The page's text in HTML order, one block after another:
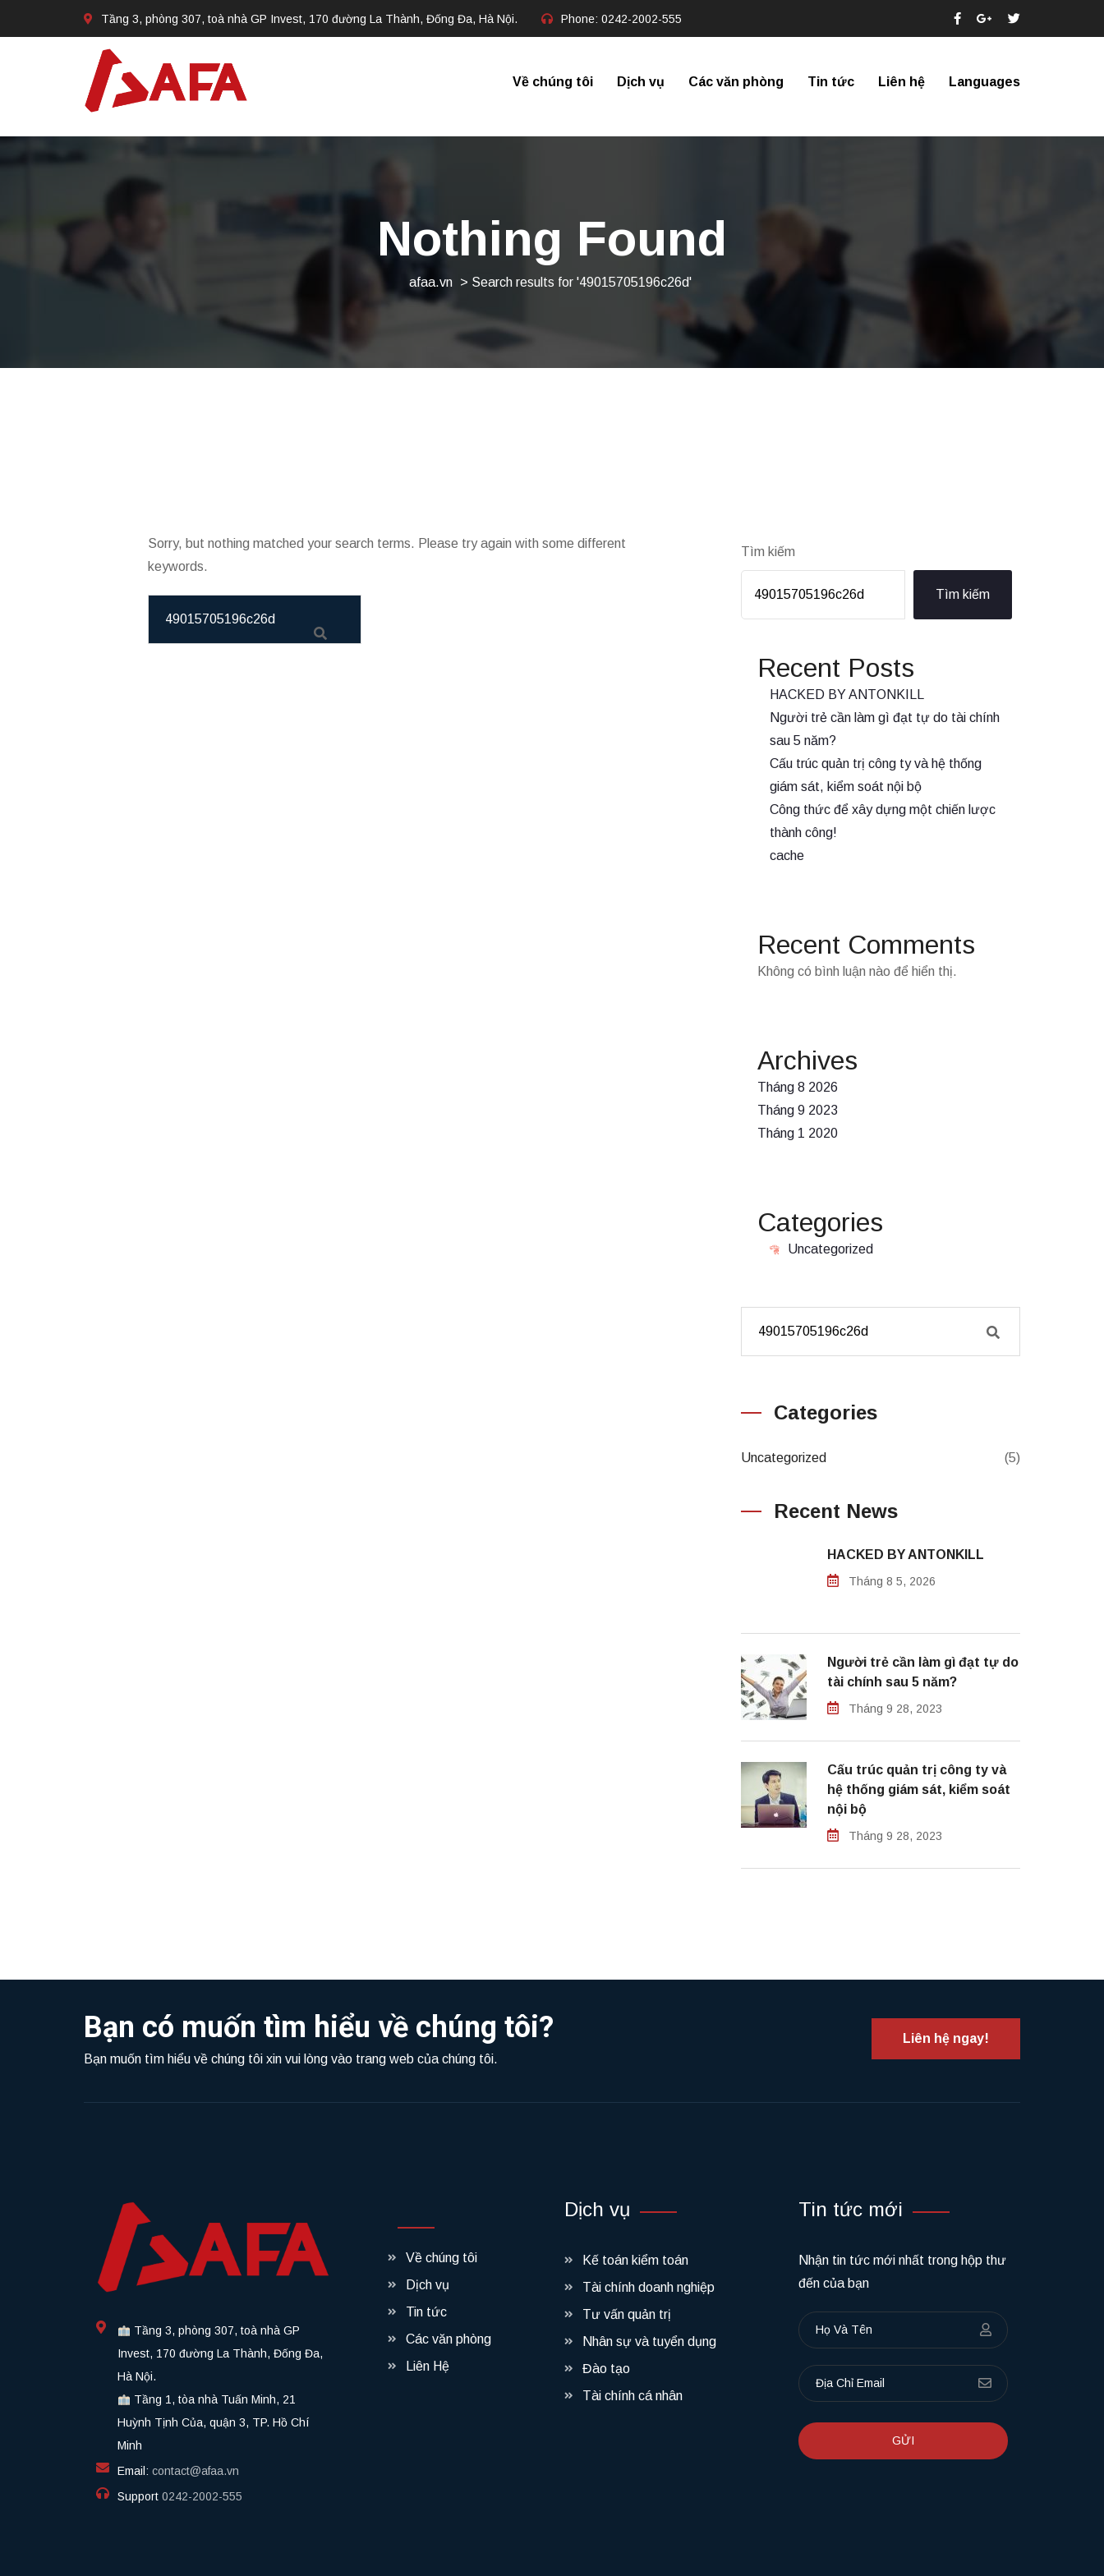
Tầng 3, phòng 307, toà nhà GP Invest, 170 đường La Thành, Đống Đa, Hà Nội. Phone: 0242-2002-555​
Về chúng tôi Dịch vụ Các văn phòng Tin tức Liên hệ Languages
Nothing Found
afaa.vn > Search results for '49015705196c26d'
Sorry, but nothing matched your search terms. Please try again with some different
keywords.
Tìm kiếm
Tìm kiếm
Recent Posts
HACKED BY ANTONKILL
Người trẻ cần làm gì đạt tự do tài chính
sau 5 năm?
Cấu trúc quản trị công ty và hệ thống
giám sát, kiểm soát nội bộ
Công thức để xây dựng một chiến lược
thành công!
cache
Recent Comments
Không có bình luận nào để hiển thị.
Archives
Tháng 8 2026
Tháng 9 2023
Tháng 1 2020
Categories
Uncategorized
Categories
Uncategorized (5)
Recent News
HACKED BY ANTONKILL
Tháng 8 5, 2026
Người trẻ cần làm gì đạt tự do
tài chính sau 5 năm?
Tháng 9 28, 2023
Cấu trúc quản trị công ty và
hệ thống giám sát, kiểm soát
nội bộ
Tháng 9 28, 2023
Bạn có muốn tìm hiểu về chúng tôi?
Bạn muốn tìm hiểu về chúng tôi xin vui lòng vào trang web của chúng tôi.
Liên hệ ngay!
Tầng 3, phòng 307, toà nhà GP
Invest, 170 đường La Thành, Đống Đa,
Hà Nội.
Tầng 1, tòa nhà Tuấn Minh, 21
Huỳnh Tịnh Của, quận 3, TP. Hồ Chí
Minh
Email: contact@afaa.vn
Support 0242-2002-555​
Về chúng tôi
Dịch vụ
Tin tức
Các văn phòng
Liên Hệ
Dịch vụ
Kế toán kiểm toán
Tài chính doanh nghiệp
Tư vấn quản trị
Nhân sự và tuyển dụng
Đào tạo
Tài chính cá nhân
Tin tức mới
Nhận tin tức mới nhất trong hộp thư
đến của bạn
GỬI